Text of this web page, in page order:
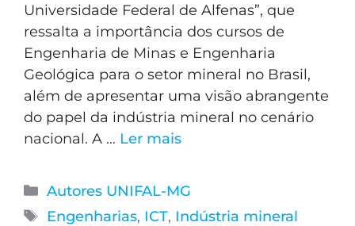
Universidade Federal de Alfenas”, que
ressalta a importância dos cursos de
Engenharia de Minas e Engenharia
Geológica para o setor mineral no Brasil,
além de apresentar uma visão abrangente
do papel da indústria mineral no cenário
nacional. A … Ler mais
Autores UNIFAL-MG
Engenharias, ICT, Indústria mineral